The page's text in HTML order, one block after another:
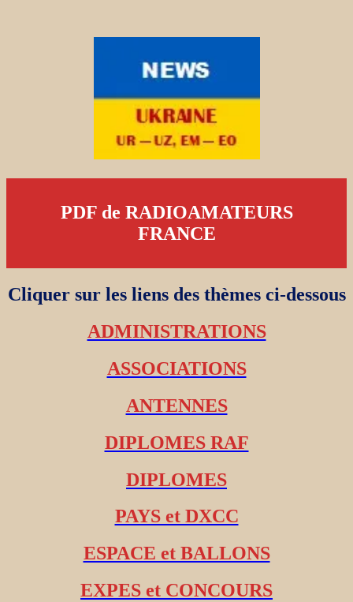
PDF de RADIOAMATEURS
FRANCE
Cliquer sur les liens des thèmes ci-dessous
ADMINISTRATIONS
ASSOCIATIONS
ANTENNES
DIPLOMES RAF
DIPLOMES
PAYS et DXCC
ESPACE et BALLONS
EXPES et CONCOURS